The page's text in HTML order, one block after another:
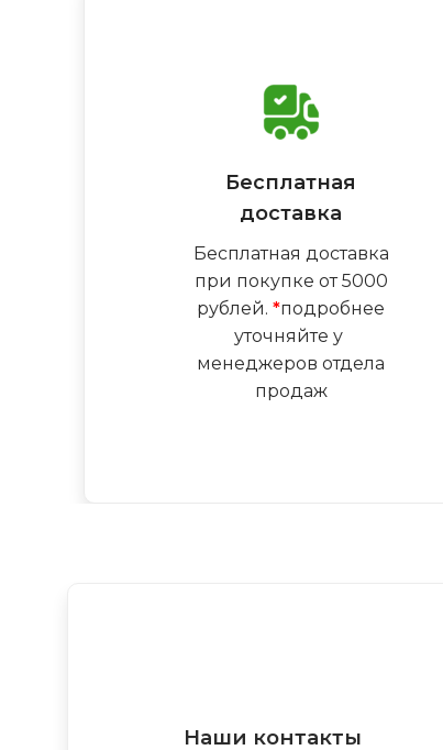
Бесплатная
доставка
Бесплатная доставка
при покупке от 5000
рублей.*подробнее
уточняйте у
менеджеров отдела
продаж
Наши контакты